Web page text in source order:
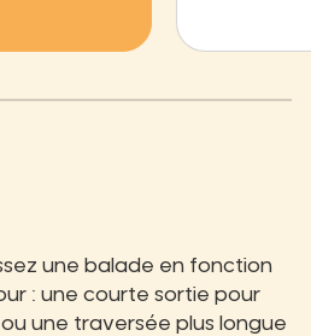
une balade en fonction
: une courte sortie pour
une traversée plus longue